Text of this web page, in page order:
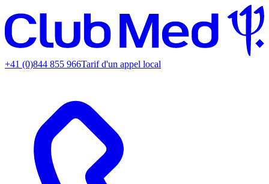
+41 (0)844 855 966Tarif d'un appel local